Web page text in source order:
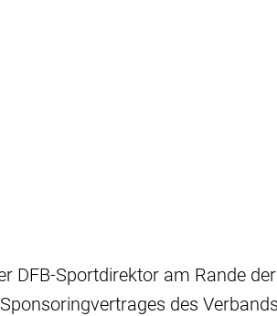
DFB-Sportdirektor am Rande
des